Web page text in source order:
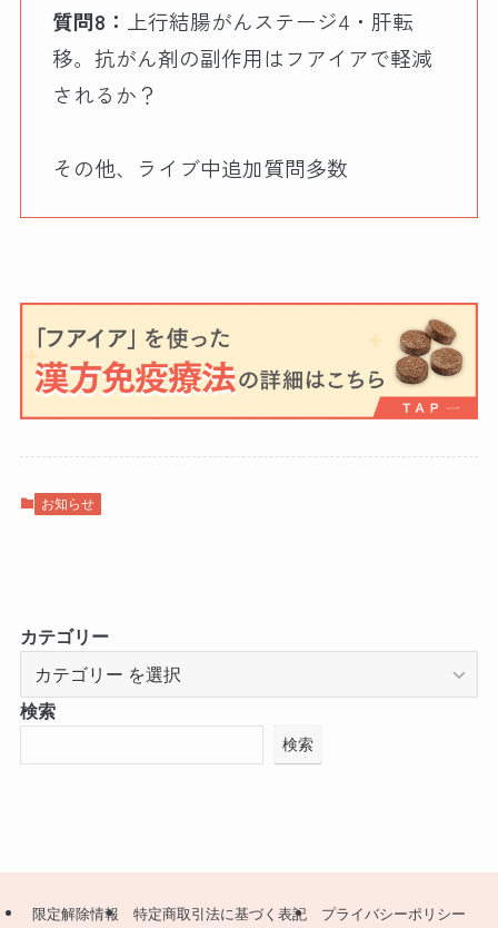
質問8： 上行結腸がんステージ4・肝転
移。抗がん剤の副作用はフアイアで軽減
されるか？
その他、ライブ中追加質問多数
お知らせ
カテゴリー
検索
検索
限定解除情報 特定商取引法に基づく表記 プライバシーポリシー